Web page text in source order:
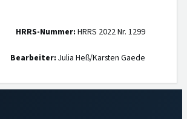
HRRS-Nummer: HRRS 2022 Nr. 1299
Bearbeiter: Julia Heß/Karsten Gaede